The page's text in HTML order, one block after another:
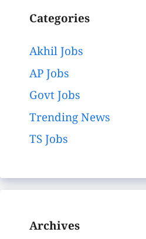
Categories
Akhil Jobs
AP Jobs
Govt Jobs
Trending News
TS Jobs
Archives